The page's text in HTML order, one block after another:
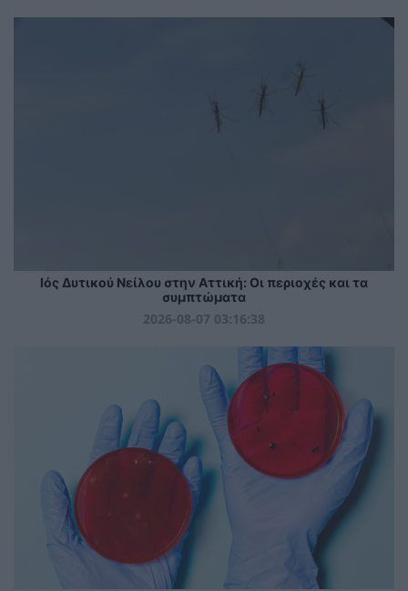
Ιός Δυτικού Νείλου στην Αττική: Οι περιοχές και τα
συμπτώματα
2026-08-07 03:16:38